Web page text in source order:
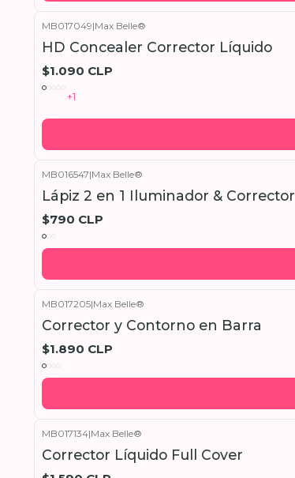
MB017049|Max Belle®
HD Concealer Corrector Líquido
$1.090 CLP
+1
MB016547|Max Belle®
Lápiz 2 en 1 Iluminador & Corrector
$790 CLP
MB017205|Max Belle®
Corrector y Contorno en Barra
$1.890 CLP
MB017134|Max Belle®
Corrector Líquido Full Cover